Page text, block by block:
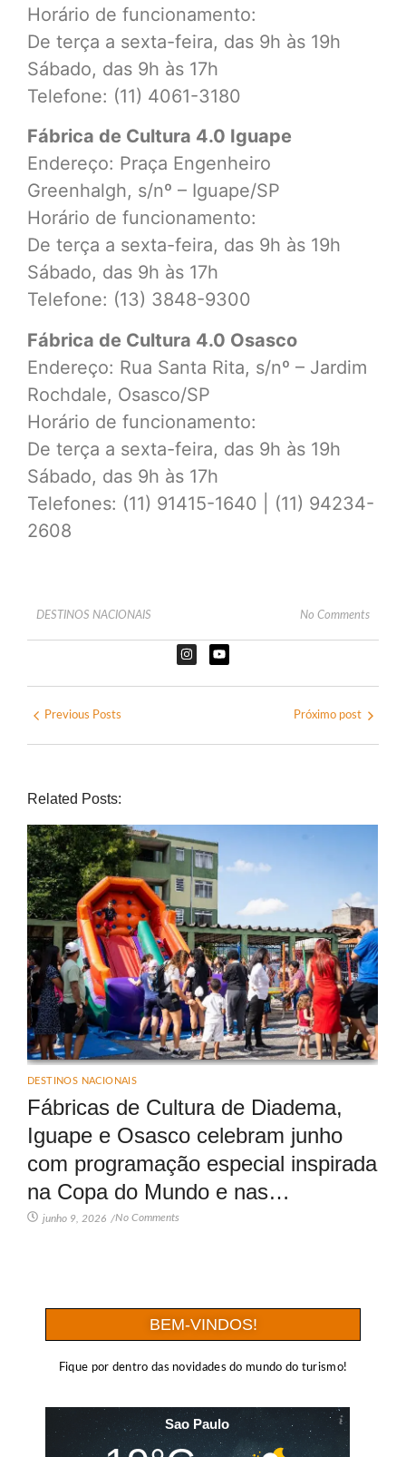
Horário de funcionamento:
De terça a sexta-feira, das 9h às 19h
Sábado, das 9h às 17h
Telefone: (11) 4061-3180
Fábrica de Cultura 4.0 Iguape
Endereço: Praça Engenheiro
Greenhalgh, s/nº – Iguape/SP
Horário de funcionamento:
De terça a sexta-feira, das 9h às 19h
Sábado, das 9h às 17h
Telefone: (13) 3848-9300
Fábrica de Cultura 4.0 Osasco
Endereço: Rua Santa Rita, s/nº – Jardim
Rochdale, Osasco/SP
Horário de funcionamento:
De terça a sexta-feira, das 9h às 19h
Sábado, das 9h às 17h
Telefones: (11) 91415-1640 | (11) 94234-
2608
DESTINOS NACIONAIS No Comments
Previous Posts Próximo post
Related Posts:
DESTINOS NACIONAIS
Fábricas de Cultura de Diadema,
Iguape e Osasco celebram junho
com programação especial inspirada
na Copa do Mundo e nas…
junho 9, 2026 /No Comments
BEM-VINDOS!
Fique por dentro das novidades do mundo do turismo!
Sao Paulo